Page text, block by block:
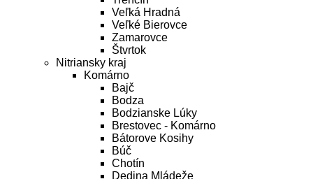
Veľká Hradná
Veľké Bierovce
Zamarovce
Štvrtok
Nitriansky kraj
Komárno
Bajč
Bodza
Bodzianske Lúky
Brestovec - Komárno
Bátorove Kosihy
Búč
Chotín
Dedina Mládeže